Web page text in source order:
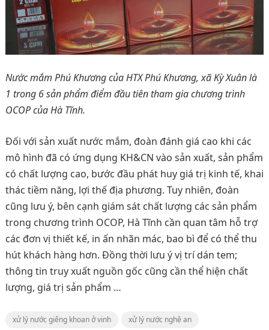
Nước mắm Phú Khương của HTX Phú Khương, xã Kỳ Xuân là
1 trong 6 sản phẩm điểm đầu tiên tham gia chương trình
OCOP của Hà Tĩnh.
Đối với sản xuất nước mắm, đoàn đánh giá cao khi các
mô hình đã có ứng dụng KH&CN vào sản xuất, sản phẩm
có chất lượng cao, bước đầu phát huy giá trị kinh tế, khai
thác tiềm năng, lợi thế địa phương. Tuy nhiên, đoàn
cũng lưu ý, bên cạnh giám sát chất lượng các sản phẩm
trong chương trình OCOP, Hà Tĩnh cần quan tâm hỗ trợ
các đơn vị thiết kế, in ấn nhãn mác, bao bì để có thể thu
hút khách hàng hơn. Đồng thời lưu ý vị trí dán tem;
thông tin truy xuất nguồn gốc cũng cần thể hiện chất
lượng, giá trị sản phẩm …
xử lý nước giếng khoan ở vinh
xử lý nước nghệ an